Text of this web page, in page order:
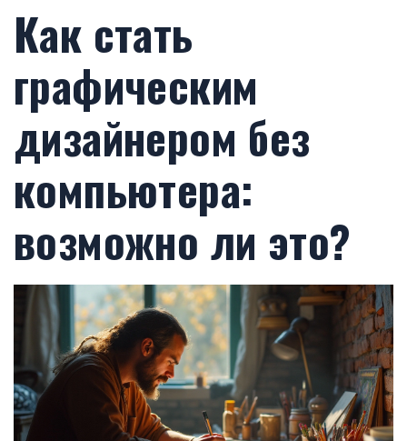
Как стать
графическим
дизайнером без
компьютера:
возможно ли это?